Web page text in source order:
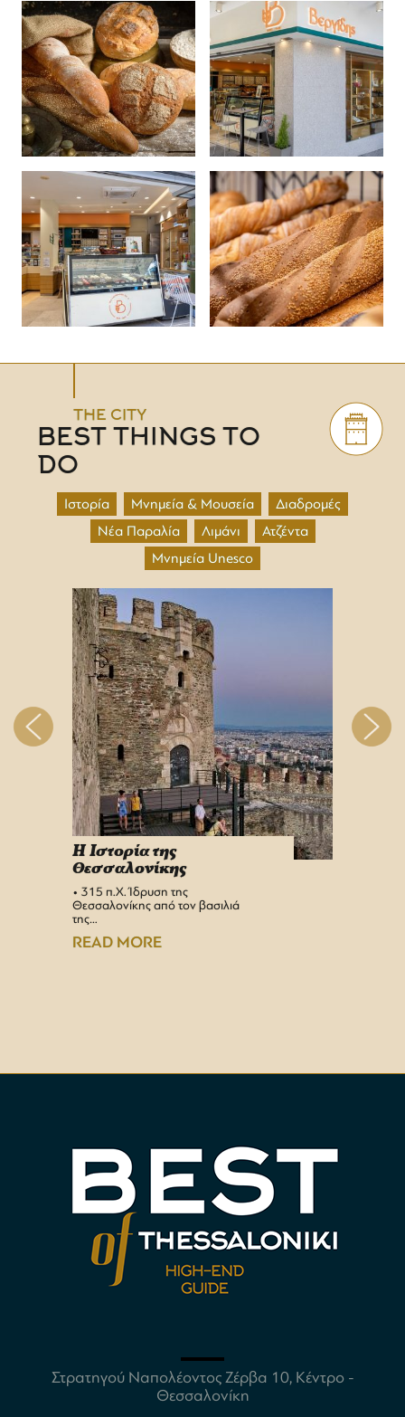
THE CITY
BEST THINGS TO
DO
Ιστορία Μνημεία & Μουσεία
Διαδρομές
Νέα Παραλία
Λιμάνι
Ατζέντα
Μνημεία Unesco
H Iστορία της
Θεσσαλονίκης
• 315 π.Χ. Ίδρυση της
Θεσσαλονίκης από τον βασιλιά
της…
READ MORE
Στρατηγού Ναπολέοντος Ζέρβα 10, Κέντρο -
Θεσσαλονίκη